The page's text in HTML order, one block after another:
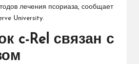
лечения псориаза, сообщает
University.
c-Rel связан с